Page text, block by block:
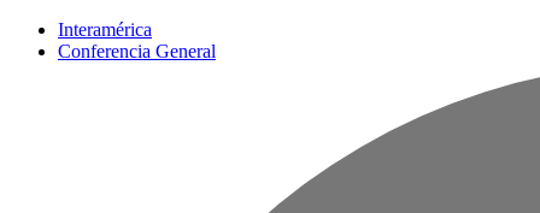
Interamérica
Conferencia General